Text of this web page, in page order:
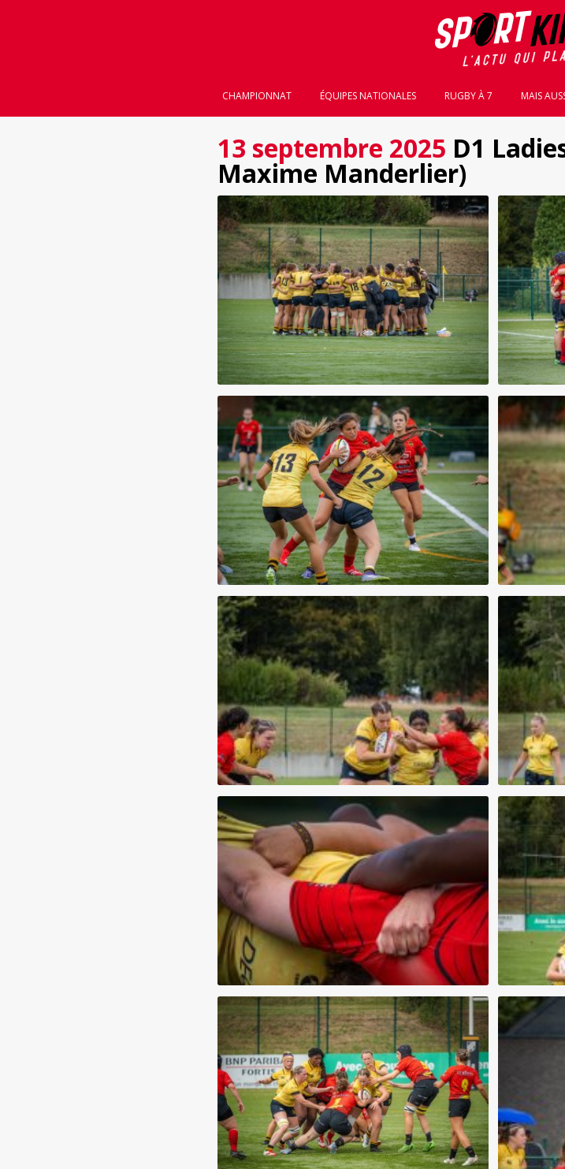
CHAMPIONNAT ÉQUIPES NATIONALES RUGBY À 7 MAIS
13 septembre 2025 D1
Maxime Manderlier)